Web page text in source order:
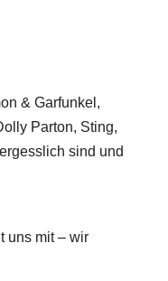
& Garfunkel,
Parton, Sting,
sind und
uns mit – wir